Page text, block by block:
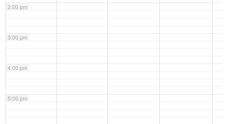
2:00 pm
3:00 pm
4:00 pm
5:00 pm